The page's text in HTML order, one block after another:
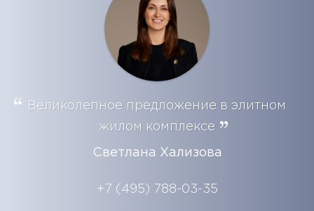
Великолепное предложение в элитном
жилом комплексе
Светлана Хализова
+7 (495) 788-03-35